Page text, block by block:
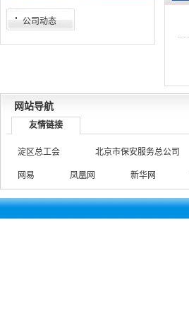
公司动态
网站导航
友情链接
淀区总工会 北京市保安服务总公司
网易 凤凰网 新华网